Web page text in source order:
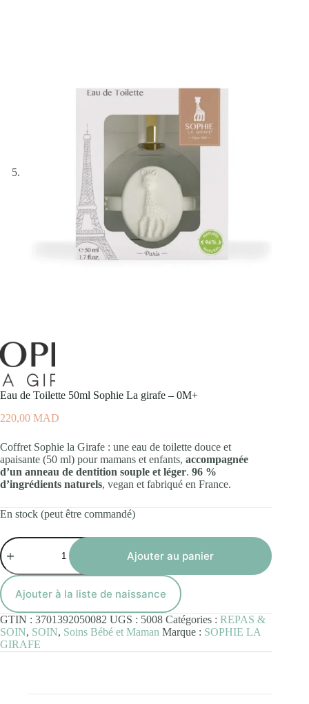
Eau de Toilette 50ml Sophie La girafe – 0M+
220,00 MAD
Coffret Sophie la Girafe : une eau de toilette douce et
apaisante (50 ml) pour mamans et enfants, accompagnée
d’un anneau de dentition souple et léger. 96 %
d’ingrédients naturels, vegan et fabriqué en France.
En stock (peut être commandé)
quantité
de
Eau
de
Toilette
50ml
Sophie
La
girafe
-
Ajouter au panier
Ajouter à la liste de naissance
GTIN : 3701392050082 UGS : 5008 Catégories : REPAS &
SOIN, SOIN, Soins Bébé et Maman Marque : SOPHIE LA
GIRAFE